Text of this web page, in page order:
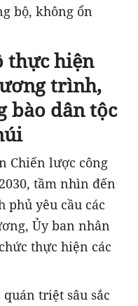
bộ, không ổn
thực hiện
trình,
bào dân tộc
Chiến lược công
tầm nhìn đến
phủ yêu cầu các
Ủy ban nhân
thực hiện các
triệt sâu sắc